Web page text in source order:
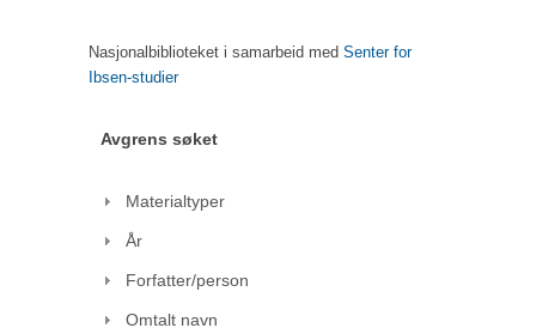
Nasjonalbiblioteket i samarbeid med Senter for
Ibsen-studier
Avgrens søket
Materialtyper
År
Forfatter/person
Omtalt navn